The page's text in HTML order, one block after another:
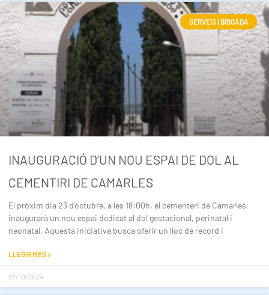
SERVEIS I BRIGADA
INAUGURACIÓ D’UN NOU ESPAI DE DOL AL
CEMENTIRI DE CAMARLES
El pròxim dia 23 d’octubre, a les 18:00h, el cementeri de Camarles
inaugurarà un nou espai dedicat al dol gestacional, perinatal i
neonatal. Aquesta iniciativa busca oferir un lloc de record i
LLEGIR MÉS »
22/10/2024